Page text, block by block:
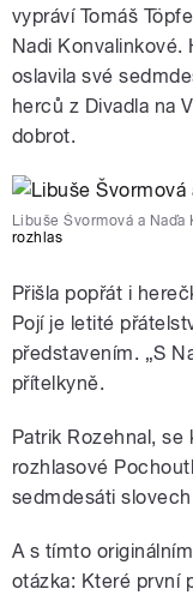
vypráví Tomáš
Nadi Konvalinkové.
oslavila své
herců z Divadla na
dobrot.
Libuše Švormová a Naďa
rozhlas
Přišla popřát i
Pojí je letité
představením. „S
přítelkyně.
Patrik Rozehnal,
rozhlasové
sedmdesáti
A s tímto
otázka: Které první